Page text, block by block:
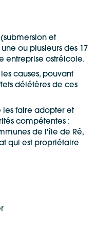
et
ou plusieurs des 17
entreprise ostréicole.
causes, pouvant
délétères de ces
les faire adopter et
compétentes :
de l'île de Ré,
qui est propriétaire